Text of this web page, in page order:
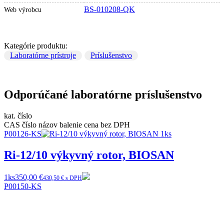
Web výrobcu BS-010208-QK
Kategórie produktu:
Laboratórne prístroje
Príslušenstvo
Odporúčané laboratórne príslušenstvo
kat. číslo
CAS číslo názov balenie cena bez DPH
P00126-KS
Ri-12/10 výkyvný rotor, BIOSAN
1ks350,00 €430,50 € s DPH
P00150-KS